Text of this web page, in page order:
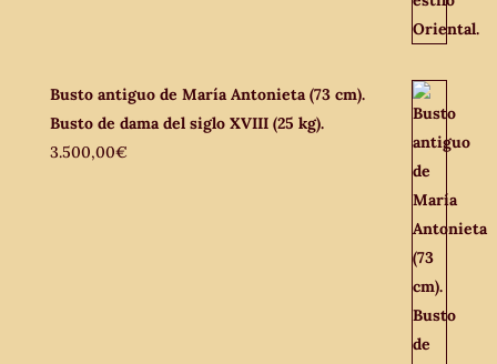
Busto antiguo de María Antonieta (73 cm).
Busto de dama del siglo XVIII (25 kg).
3.500,00€